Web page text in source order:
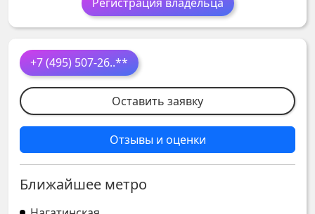
+7 (495) 507-26..**
Оставить заявку
Отзывы и оценки
Ближайшее метро